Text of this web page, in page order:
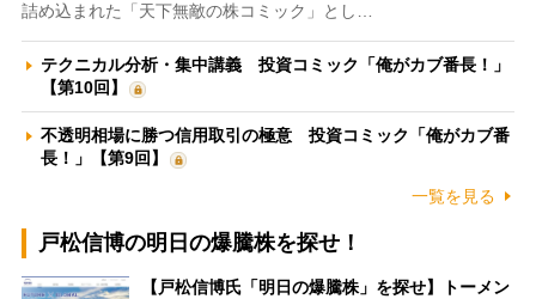
詰め込まれた「天下無敵の株コミック」とし…
テクニカル分析・集中講義 投資コミック「俺がカブ番長！」
【第10回】
不透明相場に勝つ信用取引の極意 投資コミック「俺がカブ番
長！」【第9回】
一覧を見る
戸松信博の明日の爆騰株を探せ！
【戸松信博氏「明日の爆騰株」を探せ】トーメン